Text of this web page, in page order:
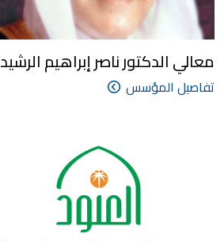
معالي الدكتور ناصر إبراهيم الرشيد
تفاصيل المؤسس